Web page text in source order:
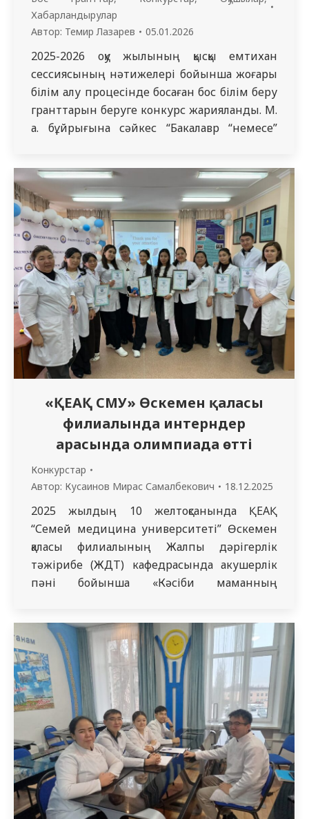
Хабарландырулар
Автор: Темир Лазарев 05.01.2026
2025-2026 оқу жылының қысқы емтихан
сессиясының нәтижелері бойынша жоғары
білім алу процесінде босаған бос білім беру
гранттарын беруге конкурс жарияланды. М.
а. бұйрығына сәйкес “Бакалавр “немесе”
ақы төлеу үшін білім беру грантын беру
қағидаларын бекіту туралы” Қазақстан
Республикасы Ғылым және жоғары білім
министрінің 2023…
«ҚЕАҚ СМУ» Өскемен қаласы
филиалында интерндер
арасында олимпиада өтті
Конкурстар
Автор: Кусаинов Мирас Самалбекович 18.12.2025
2025 жылдың 10 желтоқсанында ҚЕАҚ
“Семей медицина университеті” Өскемен
қаласы филиалының Жалпы дәрігерлік
тәжірибе (ЖДТ) кафедрасында акушерлік
пәні бойынша «Кәсіби маманның
өткізілді. Олимпиадаға 7-курс интерндері
арасынан 7 қатысушы белсенді түрде
қатысып, өз білімдері мен тәжірибелік
дағдыларын көрсетіп, бәсекелестік
жағдайда сыннан өтті. Байқау үш кезеңнен
тұрды: 1. Іріктеу…